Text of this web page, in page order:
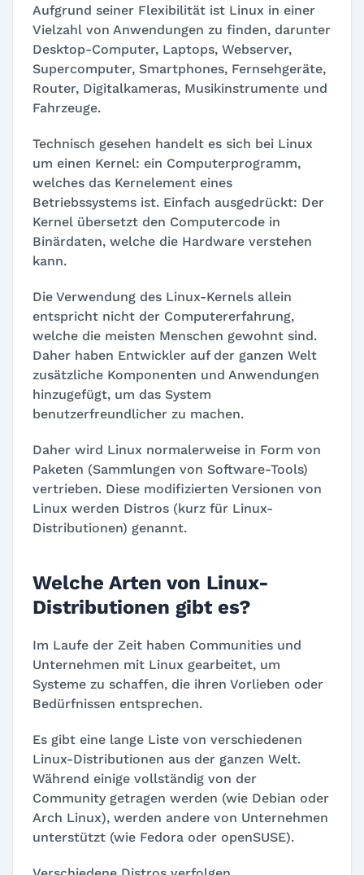
Aufgrund seiner Flexibilität ist Linux in einer
Vielzahl von Anwendungen zu finden, darunter
Desktop-Computer, Laptops, Webserver,
Supercomputer, Smartphones, Fernsehgeräte,
Router, Digitalkameras, Musikinstrumente und
Fahrzeuge.
Technisch gesehen handelt es sich bei Linux
um einen Kernel: ein Computerprogramm,
welches das Kernelement eines
Betriebssystems ist. Einfach ausgedrückt: Der
Kernel übersetzt den Computercode in
Binärdaten, welche die Hardware verstehen
kann.
Die Verwendung des Linux-Kernels allein
entspricht nicht der Computererfahrung,
welche die meisten Menschen gewohnt sind.
Daher haben Entwickler auf der ganzen Welt
zusätzliche Komponenten und Anwendungen
hinzugefügt, um das System
benutzerfreundlicher zu machen.
Daher wird Linux normalerweise in Form von
Paketen (Sammlungen von Software-Tools)
vertrieben. Diese modifizierten Versionen von
Linux werden Distros (kurz für Linux-
Distributionen) genannt.
Welche Arten von Linux-
Distributionen gibt es?
Im Laufe der Zeit haben Communities und
Unternehmen mit Linux gearbeitet, um
Systeme zu schaffen, die ihren Vorlieben oder
Bedürfnissen entsprechen.
Es gibt eine lange Liste von verschiedenen
Linux-Distributionen aus der ganzen Welt.
Während einige vollständig von der
Community getragen werden (wie Debian oder
Arch Linux), werden andere von Unternehmen
unterstützt (wie Fedora oder openSUSE).